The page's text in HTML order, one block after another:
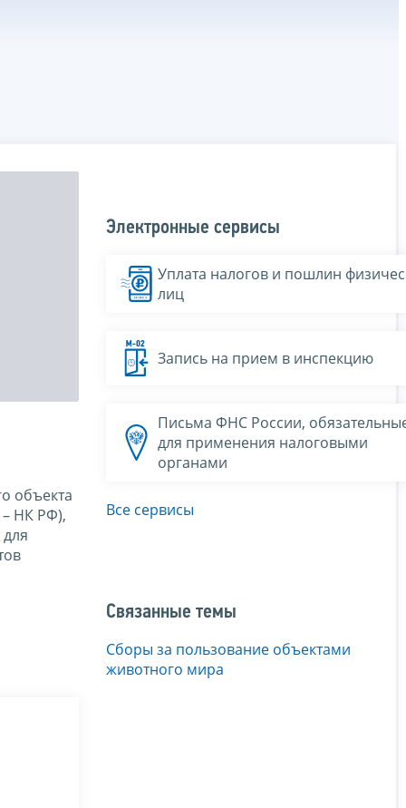
объекта
– НК РФ),
Электронные сервисы
Уплата налогов и пошлин
лиц
Запись на прием в инспекцию
Письма ФНС России,
для применения налоговыми
органами
Все сервисы
Связанные темы
Сборы за пользование объектами
животного мира